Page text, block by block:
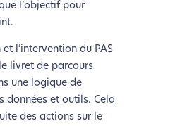
l’objectif pour
l’intervention du PAS
livret de parcours
une logique de
données et outils. Cela
des actions sur le